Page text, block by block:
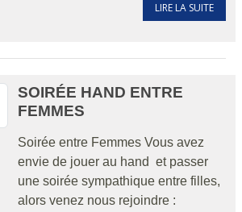
LIRE LA SUITE
SOIRÉE HAND ENTRE
FEMMES
Soirée entre Femmes Vous avez
envie de jouer au hand et passer
une soirée sympathique entre filles,
alors venez nous rejoindre :